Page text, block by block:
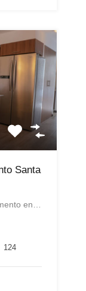
Santa
en…
124